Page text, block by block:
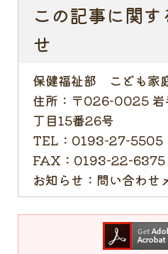
この記事に関
せ
保健福祉部 こども家
住所： 〒026-0025 岩
丁目15番26号
TEL： 0193-27-5505
FAX： 0193-22-6375
お知らせ： 問い合わせ